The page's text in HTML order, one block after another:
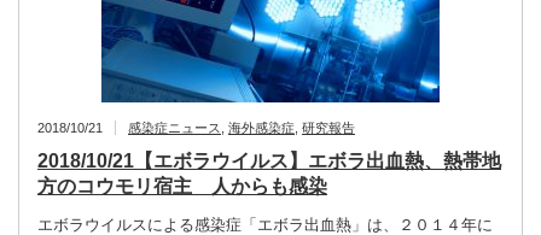
2018/10/21 感染症ニュース 海外感染症 研究報告
2018/10/21【エボラウイルス】エボラ出血熱、熱帯地
方のコウモリ宿主 人からも感染
エボラウイルスによる感染症「エボラ出血熱」は、２０１４年に